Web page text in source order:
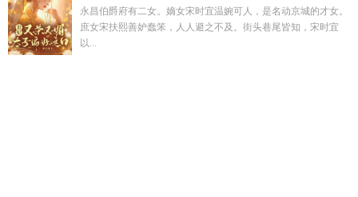
永昌伯爵府有二女。嫡女宋时宜温婉可人，是名动京城的才女。
庶女宋扶熙善妒蠢笨，人人避之不及。街头巷尾皆知，宋时宜
以...